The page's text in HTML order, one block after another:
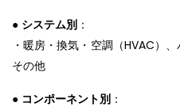
● システム別 ：
・暖房・換気・空調（HVAC）
その他
● コンポーネント別 ：